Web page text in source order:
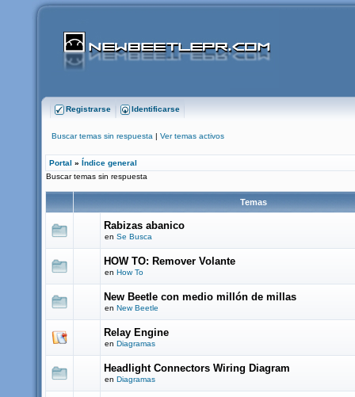
Registrarse Identificarse
Buscar temas sin respuesta | Ver temas activos
Portal » Índice general
Buscar temas sin respuesta
Temas
Rabizas abanico
en Se Busca
HOW TO: Remover Volante
en How To
New Beetle con medio millón de millas
en New Beetle
Relay Engine
en Diagramas
Headlight Connectors Wiring Diagram
en Diagramas